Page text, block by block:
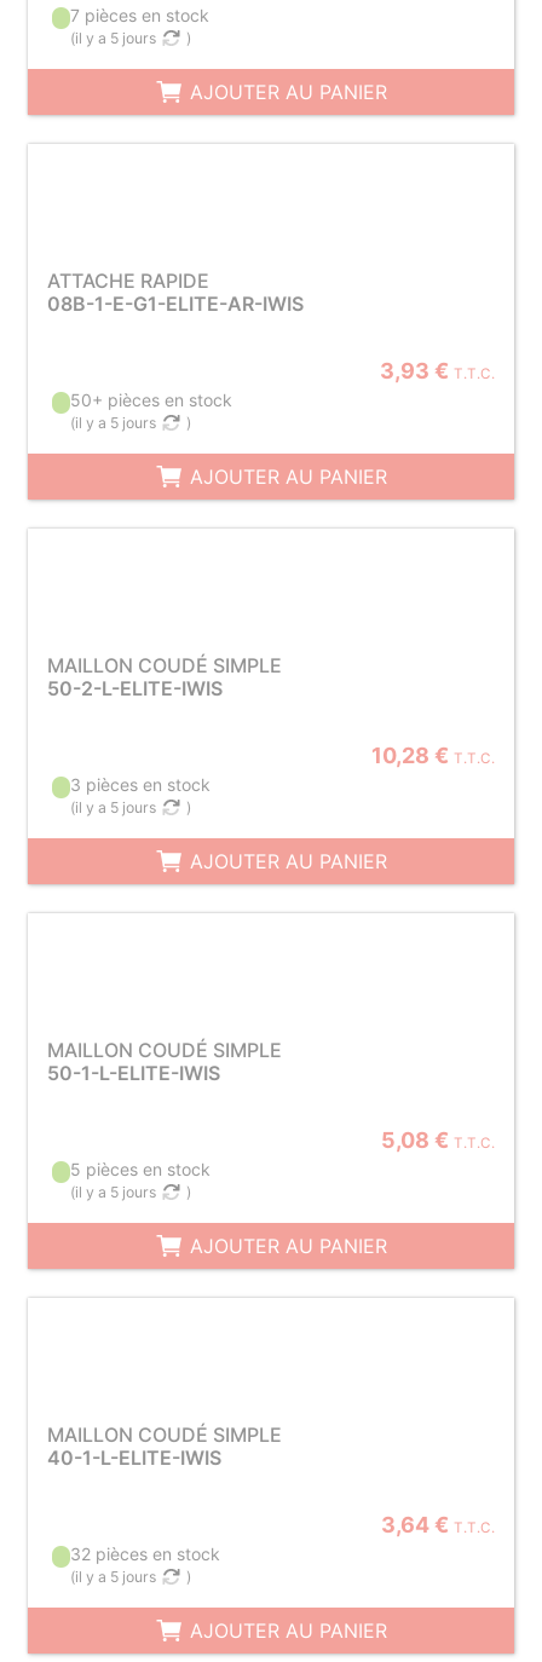
7 pièces en stock
(il y a 5 jours )
AJOUTER AU PANIER
ATTACHE RAPIDE
08B-1-E-G1-ELITE-AR-IWIS
3,93 € T.T.C.
50+ pièces en stock
(il y a 5 jours )
AJOUTER AU PANIER
MAILLON COUDÉ SIMPLE
50-2-L-ELITE-IWIS
10,28 € T.T.C.
3 pièces en stock
(il y a 5 jours )
AJOUTER AU PANIER
MAILLON COUDÉ SIMPLE
50-1-L-ELITE-IWIS
5,08 € T.T.C.
5 pièces en stock
(il y a 5 jours )
AJOUTER AU PANIER
MAILLON COUDÉ SIMPLE
40-1-L-ELITE-IWIS
3,64 € T.T.C.
32 pièces en stock
(il y a 5 jours )
AJOUTER AU PANIER